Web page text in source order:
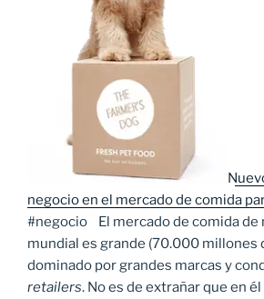
negocio en el mercado de comida
#negocio El mercado de comida de
mundial es grande (70.000 millones
dominado por grandes marcas y
retailers. No es de extrañar que en